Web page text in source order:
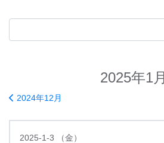
2025年1月
2024年12月
2025-1-3 （金）